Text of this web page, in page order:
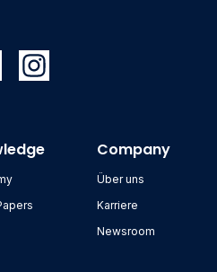
Company
Über uns
Karriere
Newsroom